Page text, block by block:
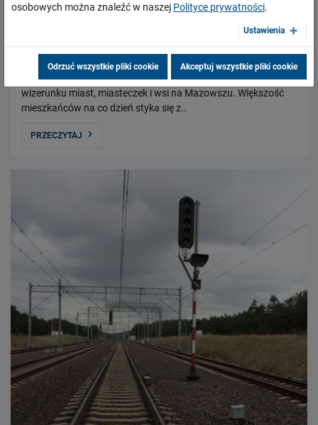
Gra miejska – Tropy Europy
Projekty współfinansowane z funduszy europejskich zyskują
coraz większe znaczenie w kreowaniu nowoczesnego
wizerunku miast, miasteczek i wsi na Mazowszu. Większość
mieszkańców na co dzień styka się z…
PRZECZYTAJ
osobowych można znaleźć w naszej Polityce prywatności.
Ustawienia
Odrzuć wszystkie pliki cookie Akceptuj wszystkie pliki cookie